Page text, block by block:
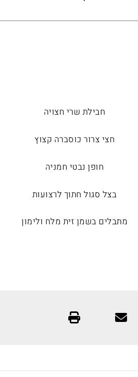
חבילת שרי חצויה
חצי צרור כוסברה קצוץ
חופן נבטי חמניה
בצל סגול חתוך לרצועות
מתבלים בשמן זית מלח ולימון